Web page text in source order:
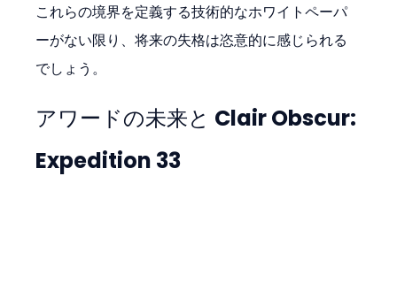
これらの境界を定義する技術的なホワイトペーパ
ーがない限り、将来の失格は恣意的に感じられる
でしょう。
アワードの未来と Clair Obscur:
Expedition 33